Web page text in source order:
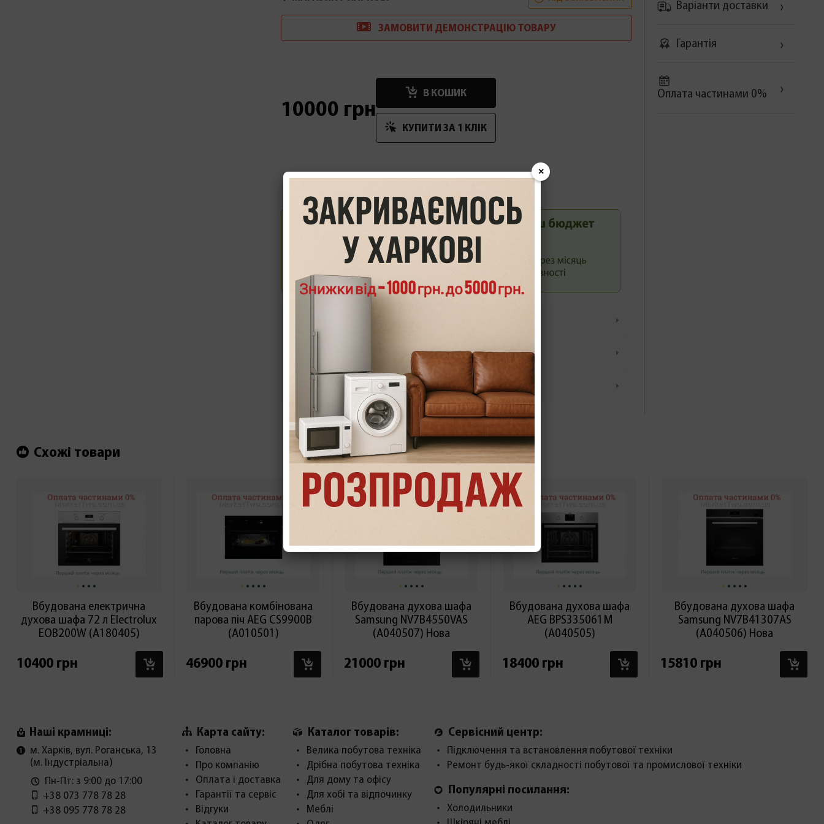
ЗАМОВИТИ ДЕМОНСТРАЦІЮТОВАРУ
10000 грн
В КОШИК
КУПИТИ ЗА 1 КЛIК
Інформація/демонстрація
Варіанти доставки
Гарантія
Оплата частинами 0%
Схожі товари
Вбудована електрична
духова шафа 72 л Electrolux
EOB200W (А180405)
10400 грн
В КОШИК
Вбудована комбінована
парова піч AEG CS9900B
(А010501)
46900 грн
В КОШИК
Вбудована духова шафа
Samsung NV7B4550VAS
(А040507) Нова
21000 грн
В КОШИК
Вбудована духова шафа
AEG BPS335061M
(А040505)
18400 грн
В КОШИК
Вбудована духова шафа
Samsung NV7B41307AS
(А040506) Нова
15810 грн
Наші крамниці:
м. Харків, вул. Роганська, 13
(м. Індустріальна)
Пн-Пт: з 9:00 до 17:00
+38 073 778 78 28
+38 095 778 78 28
Карта сайту:
Головна
Про компанію
Оплата і доставка
Гарантії та сервіс
Відгуки
Каталог товарів:
Велика побутова техніка
Дрібна побутова техніка
Для дому та офісу
Для хобі та відпочинку
Меблі
Сервісний центр:
Підключення та встановлення побутової техніки
Ремонт будь-якої складності побутової та промислової техніки
Популярні посилання:
Холодильники
×